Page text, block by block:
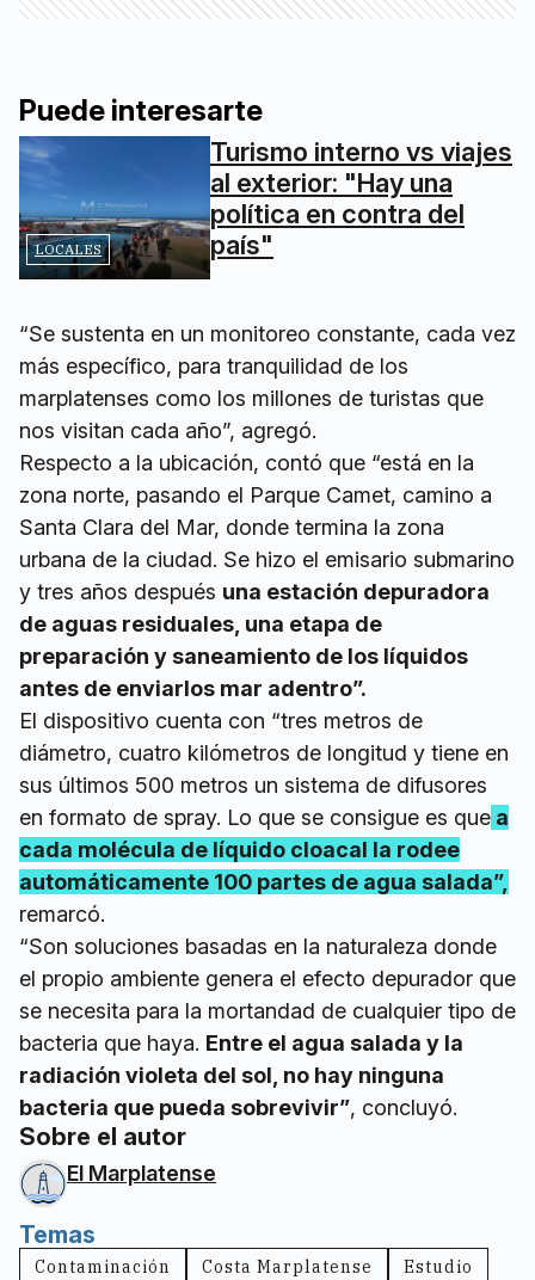
Puede interesarte
LOCALES
Turismo interno vs viajes
al exterior: "Hay una
política en contra del
país"
“Se sustenta en un monitoreo constante, cada vez
más específico, para tranquilidad de los
marplatenses como los millones de turistas que
nos visitan cada año”, agregó.
Respecto a la ubicación, contó que “está en la
zona norte, pasando el Parque Camet, camino a
Santa Clara del Mar, donde termina la zona
urbana de la ciudad. Se hizo el emisario submarino
y tres años después una estación depuradora
de aguas residuales, una etapa de
preparación y saneamiento de los líquidos
antes de enviarlos mar adentro”.
El dispositivo cuenta con “tres metros de
diámetro, cuatro kilómetros de longitud y tiene en
sus últimos 500 metros un sistema de difusores
en formato de spray. Lo que se consigue es que a
cada molécula de líquido cloacal la rodee
automáticamente 100 partes de agua salada”,
remarcó.
“Son soluciones basadas en la naturaleza donde
el propio ambiente genera el efecto depurador que
se necesita para la mortandad de cualquier tipo de
bacteria que haya. Entre el agua salada y la
radiación violeta del sol, no hay ninguna
bacteria que pueda sobrevivir”, concluyó.
Sobre el autor
El Marplatense
Temas
Contaminación Costa Marplatense Estudio